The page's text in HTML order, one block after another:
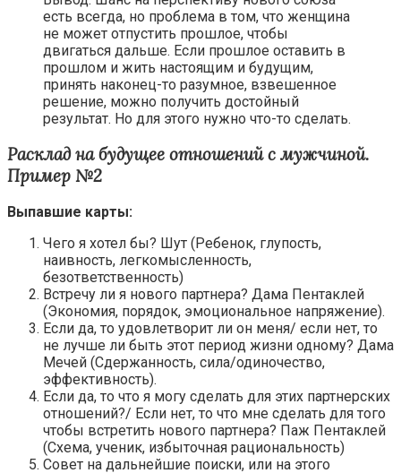
есть всегда, но проблема в том, что женщина
не может отпустить прошлое, чтобы
двигаться дальше. Если прошлое оставить в
прошлом и жить настоящим и будущим,
принять наконец-то разумное, взвешенное
решение, можно получить достойный
результат. Но для этого нужно что-то сделать.
Расклад на будущее отношений с мужчиной.
Пример №2
Выпавшие карты:
Чего я хотел бы? Шут (Ребенок, глупость,
наивность, легкомысленность,
безответственность)
Встречу ли я нового партнера? Дама Пентаклей
(Экономия, порядок, эмоциональное напряжение).
Если да, то удовлетворит ли он меня/ если нет, то
не лучше ли быть этот период жизни одному? Дама
Мечей (Сдержанность, сила/одиночество,
эффективность).
Если да, то что я могу сделать для этих партнерских
отношений?/ Если нет, то что мне сделать для того
чтобы встретить нового партнера? Паж Пентаклей
(Схема, ученик, избыточная рациональность)
Совет на дальнейшие поиски, или на этого